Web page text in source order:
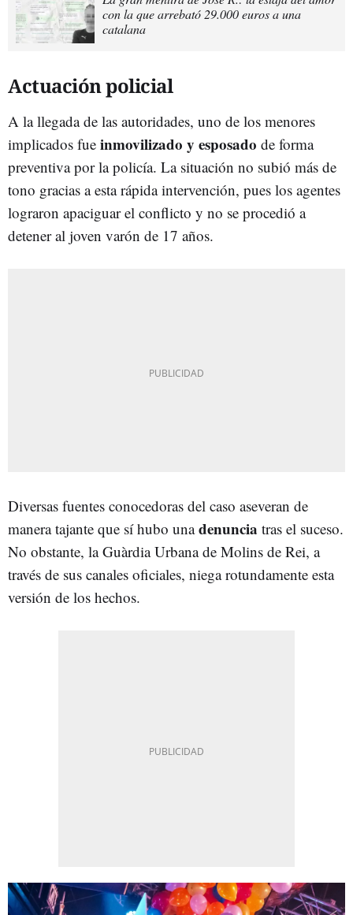
con la que arrebató 29.000 euros a una
catalana
Actuación policial
A la llegada de las autoridades, uno de los menores
implicados fue inmovilizado y esposado de forma
preventiva por la policía. La situación no subió más de
tono gracias a esta rápida intervención, pues los agentes
lograron apaciguar el conflicto y no se procedió a
detener al joven varón de 17 años.
Diversas fuentes conocedoras del caso aseveran de
manera tajante que sí hubo unadenuncia tras el suceso.
No obstante, la Guàrdia Urbana de Molins de Rei, a
través de sus canales oficiales, niega rotundamente esta
versión de los hechos.